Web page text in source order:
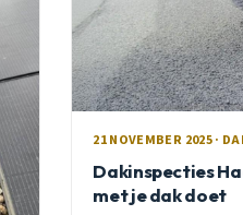
21 NOVEMBER 2025 ·
Dakinspecties
met je dak doet